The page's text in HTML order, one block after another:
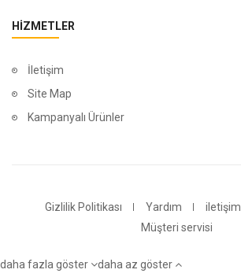
HIZMETLER
İletişim
Site Map
Kampanyalı Ürünler
Gizlilik Politikası Yardım iletişim
Müşteri servisi
daha fazla göster daha az göster